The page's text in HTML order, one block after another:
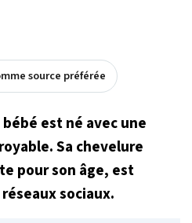
source préférée
est né avec une
Sa chevelure
pour son âge, est
sociaux.